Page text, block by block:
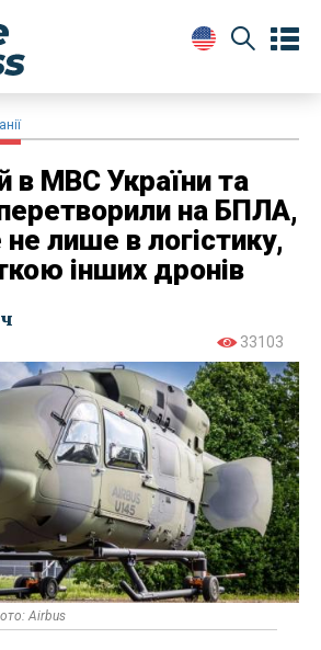
в МВС України та
перетворили на БПЛА,
лише в логістику,
інших дронів
33103
Airbus